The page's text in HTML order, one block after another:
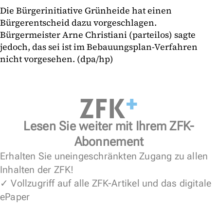
Die Bürgerinitiative Grünheide hat einen
Bürgerentscheid dazu vorgeschlagen.
Bürgermeister Arne Christiani (parteilos) sagte
jedoch, das sei ist im Bebauungsplan-Verfahren
nicht vorgesehen. (dpa/hp)
Lesen Sie weiter mit Ihrem ZFK-
Abonnement
Erhalten Sie uneingeschränkten Zugang zu allen
Inhalten der ZFK!
✓ Vollzugriff auf alle ZFK-Artikel und das digitale
ePaper